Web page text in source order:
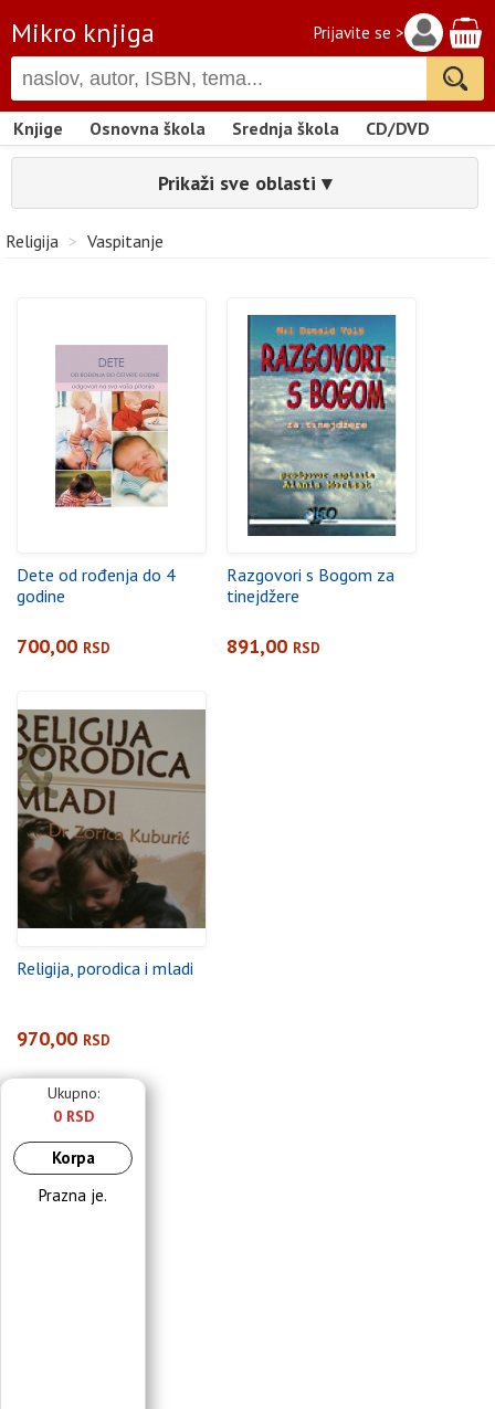
Mikro knjiga Prijavite se >
Knjige Osnovna škola Srednja škola CD/DVD
Prikaži sve oblasti ▾
Religija > Vaspitanje
Dete od rođenja do 4
godine
700,00 RSD
Razgovori s Bogom za
tinejdžere
891,00 RSD
Religija, porodica i mladi
970,00 RSD
Ukupno:
0 RSD
Korpa
Prazna je.